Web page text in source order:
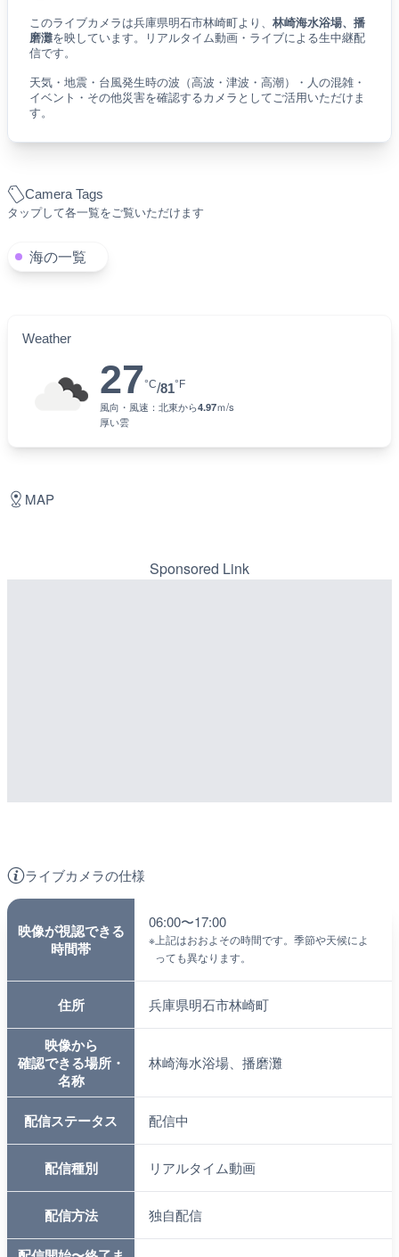
Camera Tags
タップして各一覧をご覧いただけます
海の一覧
Weather
27°C/81°F
風向・風速： 北東から4.97ｍ/s
厚い雲
このライブカメラは兵庫県明石市林崎町より、 林崎海水浴場、播
磨灘を映しています。リアルタイム動画・ライブによる生中継配
信です。
天気・地震・台風発生時の波（高波・津波・高潮）・人の混雑・
イベント・その他災害を確認するカメラとしてご活用いただけま
す。
ライブカメラの仕様
映像が視認できる
時間帯
06:00〜17:00
※ 上記はおおよその時間です。季節や天候によ
っても異なります。
住所 兵庫県明石市林崎町
映像から
確認できる場所・
名称
林崎海水浴場、播磨灘
配信ステータス 配信中
配信種別 リアルタイム動画
配信方法 独自配信
MAP
Sponsored Link